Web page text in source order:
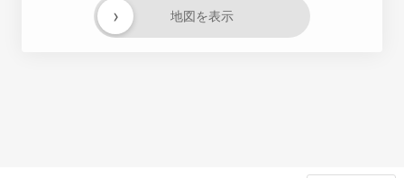
地図を表示
›